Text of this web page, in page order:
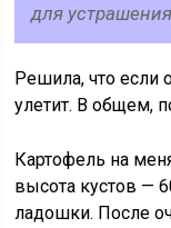
для
Решила, что если
улетит. В общем,
Картофель на
высота кустов —
ладошки. После